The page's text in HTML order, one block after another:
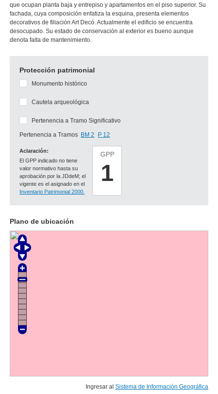
que ocupan planta baja y entrepiso y apartamentos en el piso superior. Su
fachada, cuya composición enfatiza la esquina, presenta elementos
decorativos de filiación Art Decó. Actualmente el edificio se encuentra
desocupado. Su estado de conservación al exterior es bueno aunque
denota falta de mantenimiento.
Protección patrimonial
GPP
1
Aclaración:
El GPP indicado no tiene
valor normativo hasta su
aprobación por la JDdeM; el
vigente es el asignado en el
Inventario Patrimonial 2000.
Monumento histórico
Cautela arqueológica
Pertenencia a Tramo Significativo
Pertenencia a Tramos BM 2 P 12
Plano de ubicación
Ingresar al Sistema de Información Geográfica